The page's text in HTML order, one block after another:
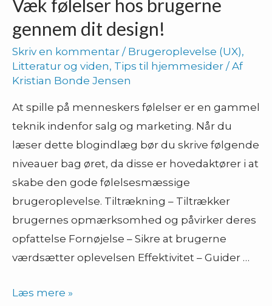
Væk følelser hos brugerne
gennem dit design!
Skriv en kommentar / Brugeroplevelse (UX),
Litteratur og viden, Tips til hjemmesider / Af
Kristian Bonde Jensen
At spille på menneskers følelser er en gammel
teknik indenfor salg og marketing. Når du
læser dette blogindlæg bør du skrive følgende
niveauer bag øret, da disse er hovedaktører i at
skabe den gode følelsesmæssige
brugeroplevelse. Tiltrækning – Tiltrækker
brugernes opmærksomhed og påvirker deres
opfattelse Fornøjelse – Sikre at brugerne
værdsætter oplevelsen Effektivitet – Guider …
Væk
Læs mere »